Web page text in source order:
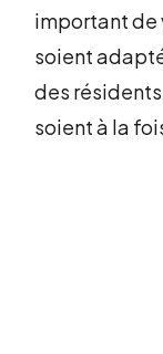
important de
soient
des
soient à la